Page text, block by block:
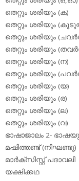
തെറ്റും ശരിയും (ക)
തെറ്റും ശരിയും
തെറ്റും ശരിയും
തെറ്റും ശരിയും
തെറ്റും ശരിയും (ന)
തെറ്റും ശരിയും
തെറ്റും ശരിയും (യ)
തെറ്റും ശരിയും (ര)
തെറ്റും ശരിയും (ല)
തെറ്റും ശരിയും (വ)
ഭാഷാജാലം 2-
മഷിത്തണ്ട് (നിഘണ്ടു)
മാര്‍ക്‌സിസ്റ്റ് പദാവലി
യക്ഷിക്കഥ